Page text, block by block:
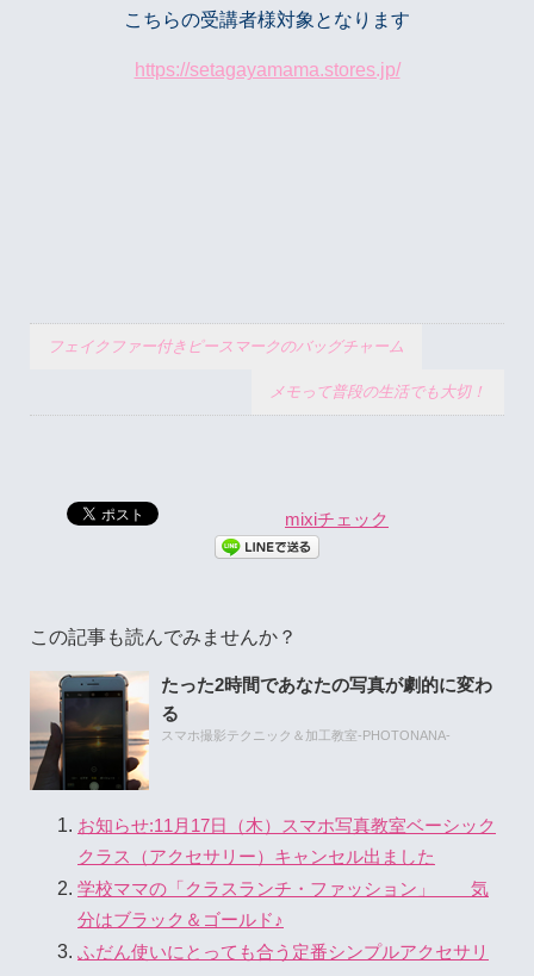
こちらの受講者様対象となります
https://setagayamama.stores.jp/
フェイクファー付きピースマークのバッグチャーム
メモって普段の生活でも大切！
mixiチェック
この記事も読んでみませんか？
たった2時間であなたの写真が劇的に変わ
る
スマホ撮影テクニック＆加工教室-PHOTONANA-
お知らせ:11月17日（木）スマホ写真教室ベーシック
クラス（アクセサリー）キャンセル出ました
学校ママの「クラスランチ・ファッション」 気
分はブラック＆ゴールド♪
ふだん使いにとっても合う定番シンプルアクセサリ